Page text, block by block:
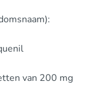
van 200 mg